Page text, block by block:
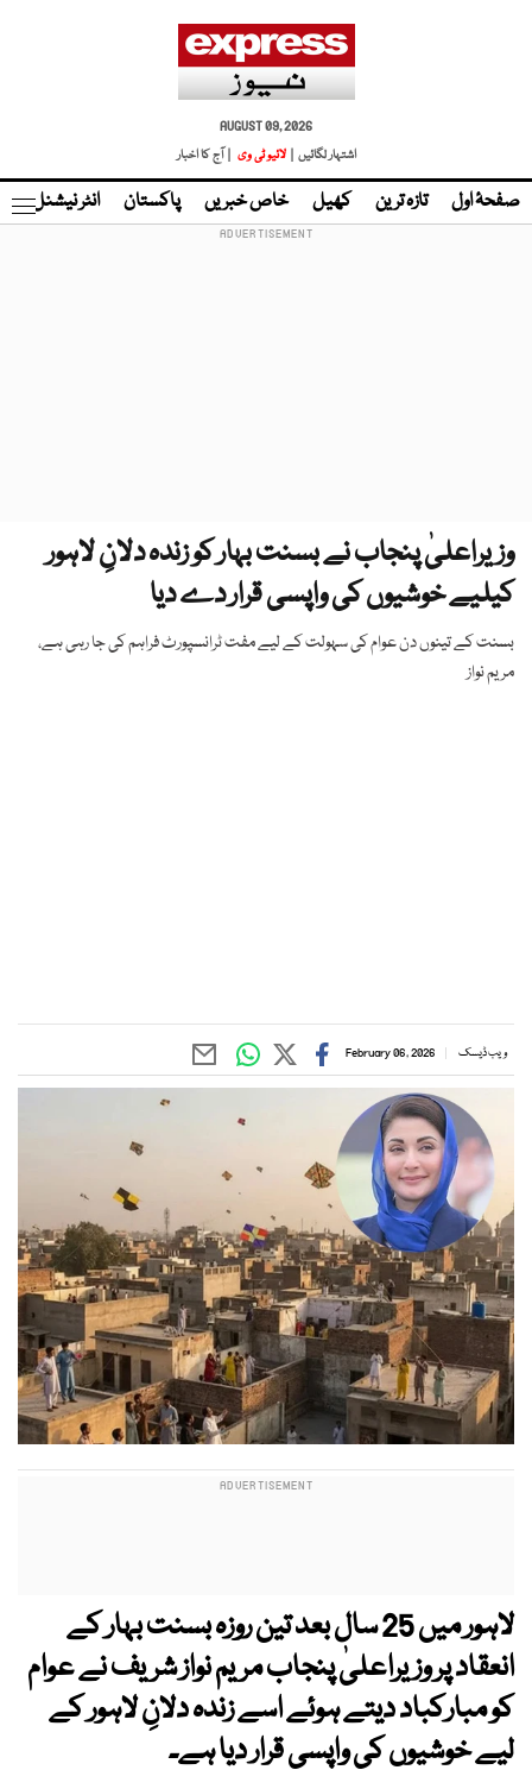
AUGUST 09, 2026
اشتہار لگائیں |
لائیو ٹی وی | آج کا اخبار
صفحۂ اول تازہ ترین کھیل خاص خبریں پاکستان انٹر نیشنل
وزیراعلیٰ پنجاب نے بسنت بہار کو زندہ دلانِ لاہور
کیلیے خوشیوں کی واپسی قرار دے دیا
بسنت کے تینوں دن عوام کی سہولت کے لیے مفت ٹرانسپورٹ فراہم کی جا رہی ہے،
مریم نواز
ویب ڈیسک February 06, 2026
لاہور میں 25 سال بعد تین روزہ بسنت بہار کے
انعقاد پر وزیراعلیٰ پنجاب مریم نواز شریف نے عوام
کو مبارکباد دیتے ہوئے اسے زندہ دلانِ لاہور کے
لیے خوشیوں کی واپسی قرار دیا ہے۔